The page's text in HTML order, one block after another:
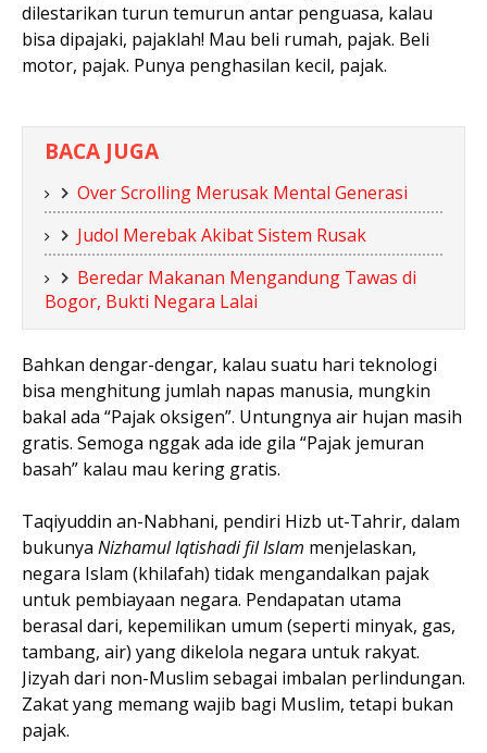
dilestarikan turun temurun antar penguasa, kalau
bisa dipajaki, pajaklah! Mau beli rumah, pajak. Beli
motor, pajak. Punya penghasilan kecil, pajak.
BACA JUGA
Over Scrolling Merusak Mental Generasi
Judol Merebak Akibat Sistem Rusak
Beredar Makanan Mengandung Tawas di
Bogor, Bukti Negara Lalai
Bahkan dengar-dengar, kalau suatu hari teknologi
bisa menghitung jumlah napas manusia, mungkin
bakal ada “Pajak oksigen”. Untungnya air hujan masih
gratis. Semoga nggak ada ide gila “Pajak jemuran
basah” kalau mau kering gratis.
Taqiyuddin an-Nabhani, pendiri Hizb ut-Tahrir, dalam
bukunya Nizhamul Iqtishadi fil Islam menjelaskan,
negara Islam (khilafah) tidak mengandalkan pajak
untuk pembiayaan negara. Pendapatan utama
berasal dari, kepemilikan umum (seperti minyak, gas,
tambang, air) yang dikelola negara untuk rakyat.
Jizyah dari non-Muslim sebagai imbalan perlindungan.
Zakat yang memang wajib bagi Muslim, tetapi bukan
pajak.